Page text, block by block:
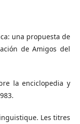
una propuesta de
de Amigos del
la enciclopedia y
Les titres